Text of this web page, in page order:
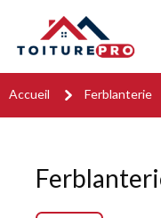
Accueil Ferblanterie